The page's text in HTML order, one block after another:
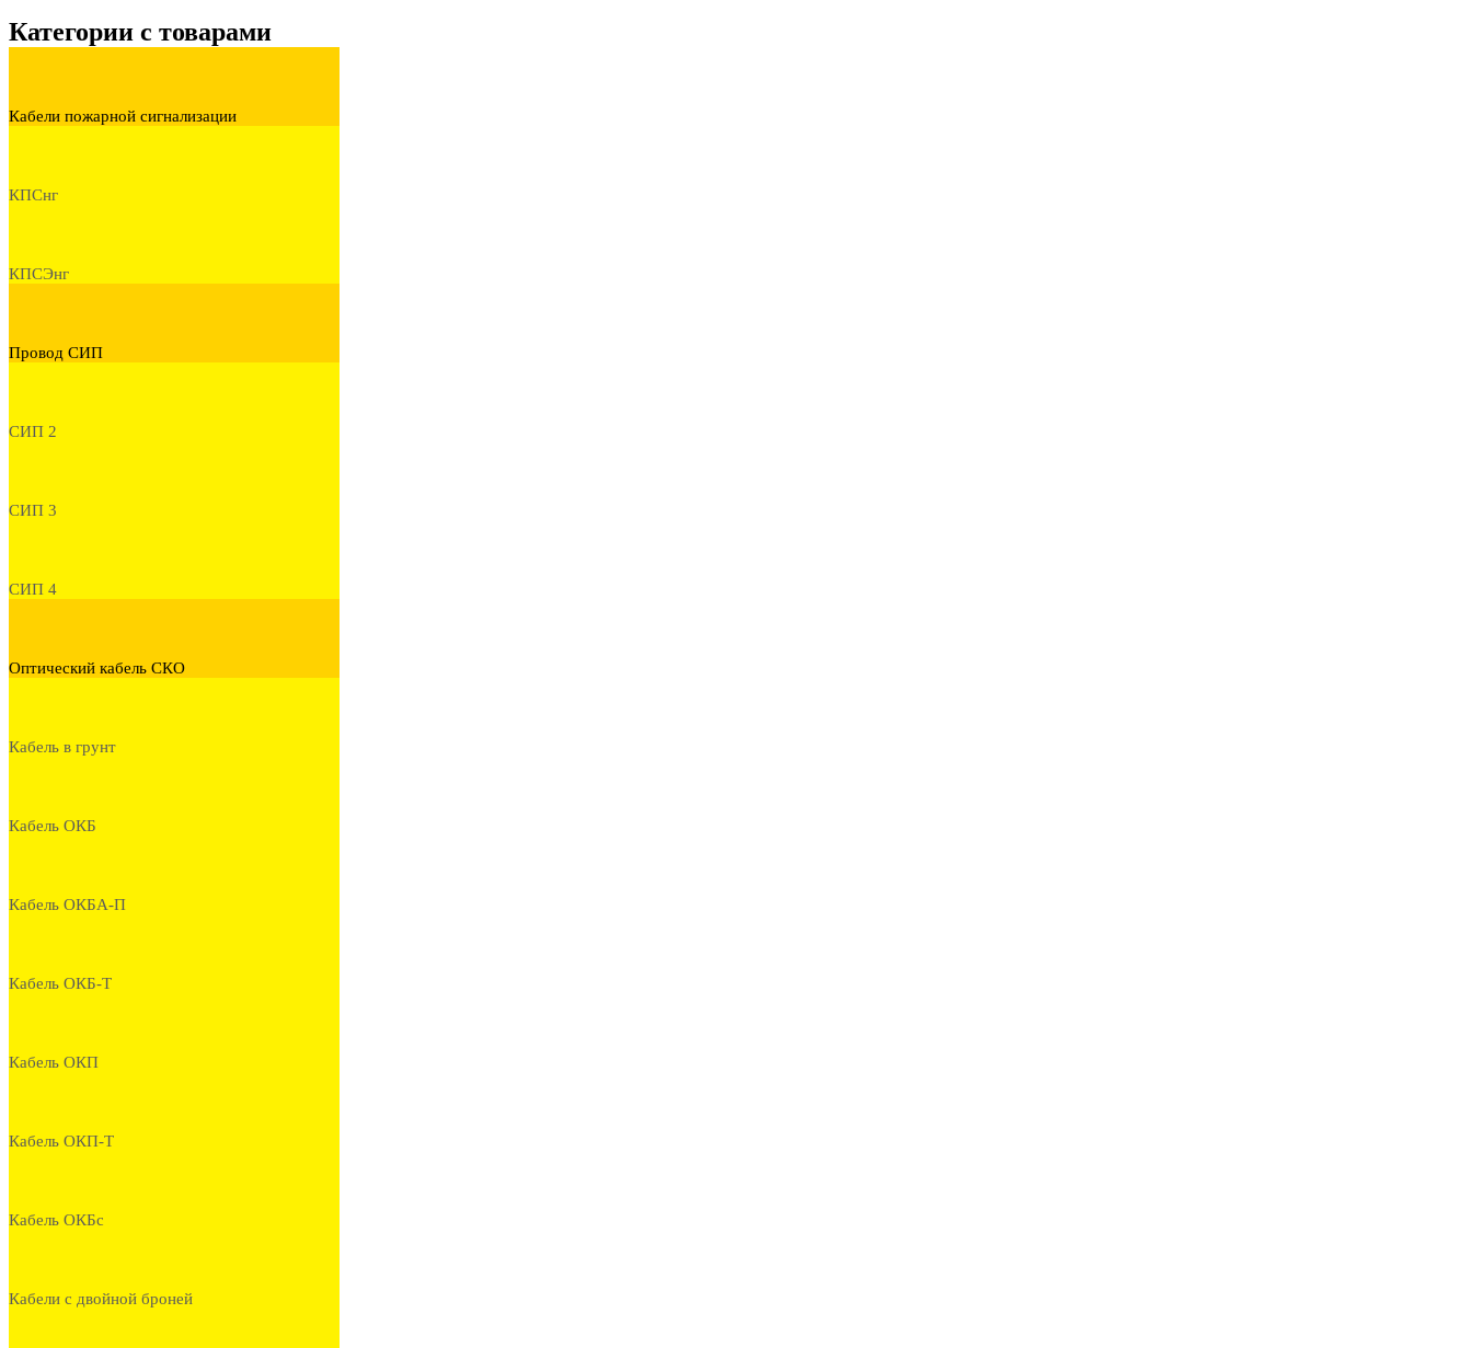
Категории с товарами
Кабели пожарной сигнализации
КПСнг
КПСЭнг
Провод СИП
СИП 2
СИП 3
СИП 4
Оптический кабель СКО
Кабель в грунт
Кабель ОКБ
Кабель ОКБА-П
Кабель ОКБ-Т
Кабель ОКП
Кабель ОКП-Т
Кабель ОКБс
Кабели с двойной броней